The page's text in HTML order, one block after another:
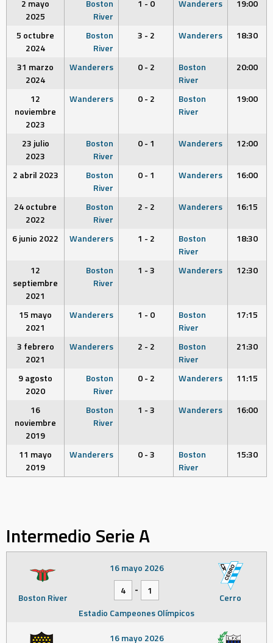
2 mayo
2025
Boston
River
1 - 0 Wanderers 19:00
5 octubre
2024
Boston
River
3 - 2 Wanderers 18:30
31 marzo
2024
Wanderers 0 - 2
Boston
River
20:00
12
noviembre
2023
Wanderers 0 - 2
Boston
River
19:00
23 julio
2023
Boston
River
0 - 1 Wanderers 12:00
2 abril 2023
Boston
River
0 - 1 Wanderers 16:00
24 octubre
2022
Boston
River
2 - 2 Wanderers 16:15
6 junio 2022 Wanderers 1 - 2
Boston
River
18:30
12
septiembre
2021
Boston
River
1 - 3 Wanderers 12:30
15 mayo
2021
Wanderers 1 - 0
Boston
River
17:15
3 febrero
2021
Wanderers 2 - 2
Boston
River
21:30
9 agosto
2020
Boston
River
0 - 2 Wanderers 11:15
16
noviembre
2019
Boston
River
1 - 3 Wanderers 16:00
11 mayo
2019
Wanderers 0 - 3
Boston
River
15:30
Intermedio Serie A
Boston River Cerro
16 mayo 2026
4
-
1
Estadio Campeones Olímpicos
16 mayo 2026